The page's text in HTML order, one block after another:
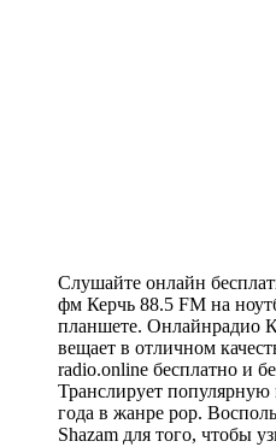
Слушайте онлайн
фм Керчь 88.5 FM на
планшете. Онлайнрадио
вещает в отличном
radio.online бесплатно и
Транслирует
года в жанре pop.
Shazam для того, чтобы